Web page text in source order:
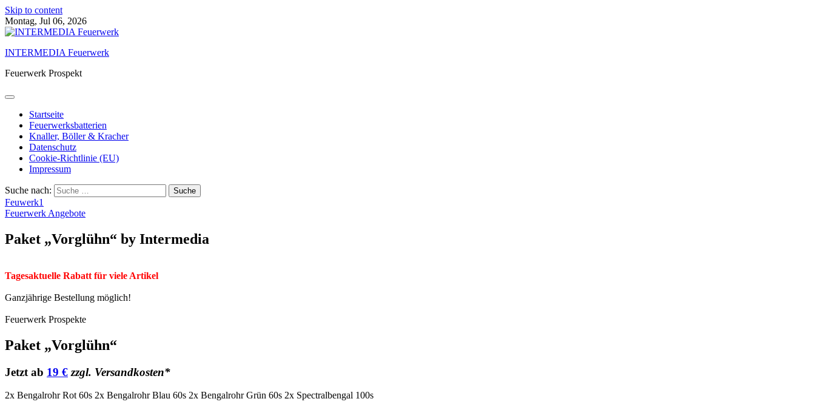
Skip to content
Montag, Jul 06, 2026
INTERMEDIA Feuerwerk
Feuerwerk Prospekt
Startseite
Feuerwerksbatterien
Knaller, Böller & Kracher
Datenschutz
Cookie-Richtlinie (EU)
Impressum
Suche nach:
Feuwerk1
Feuerwerk Angebote
Paket „Vorglühn“ by Intermedia
Tagesaktuelle Rabatt für viele Artikel
Ganzjährige Bestellung möglich!
Feuerwerk Prospekte
Paket „Vorglühn“
Jetzt ab 19 € zzgl. Versandkosten*
2x Bengalrohr Rot 60s 2x Bengalrohr Blau 60s 2x Bengalrohr Grün 60s 2x Spectralbengal 100s